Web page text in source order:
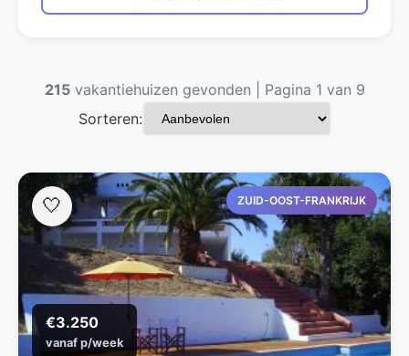
215vakantiehuizen gevonden | Pagina 1 van 9
Sorteren:
ZUID-OOST-FRANKRIJK
€3.250
vanaf p/week
🤍